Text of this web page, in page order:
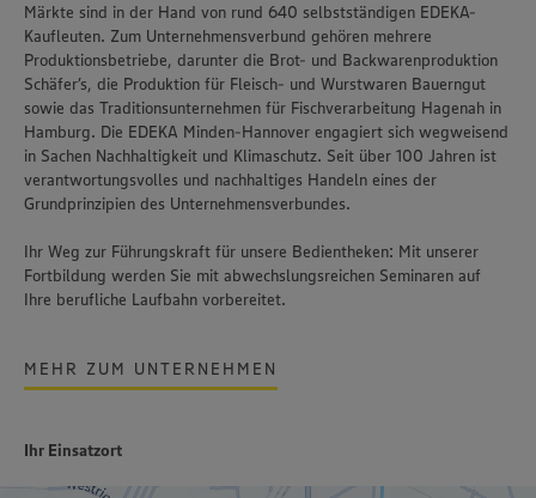
Märkte sind in der Hand von rund 640 selbstständigen EDEKA-
Kaufleuten. Zum Unternehmensverbund gehören mehrere
Produktionsbetriebe, darunter die Brot- und Backwarenproduktion
Schäfer’s, die Produktion für Fleisch- und Wurstwaren Bauerngut
sowie das Traditionsunternehmen für Fischverarbeitung Hagenah in
Hamburg. Die EDEKA Minden-Hannover engagiert sich wegweisend
in Sachen Nachhaltigkeit und Klimaschutz. Seit über 100 Jahren ist
verantwortungsvolles und nachhaltiges Handeln eines der
Grundprinzipien des Unternehmensverbundes.
Ihr Weg zur Führungskraft für unsere Bedientheken: Mit unserer
Fortbildung werden Sie mit abwechslungsreichen Seminaren auf
Ihre berufliche Laufbahn vorbereitet.
MEHR ZUM UNTERNEHMEN
Ihr Einsatzort